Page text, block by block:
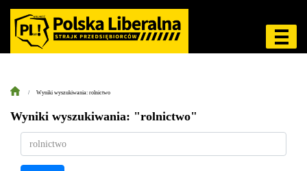
Wyniki wyszukiwania: rolnictwo
Wyniki wyszukiwania: "rolnictwo"